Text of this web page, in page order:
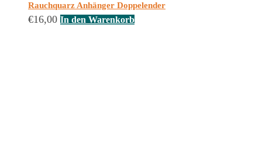
Rauchquarz Anhänger Doppelender
€16,00 In den Warenkorb